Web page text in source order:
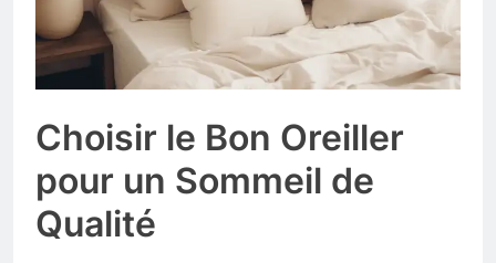
Choisir le Bon Oreiller
pour un Sommeil de
Qualité